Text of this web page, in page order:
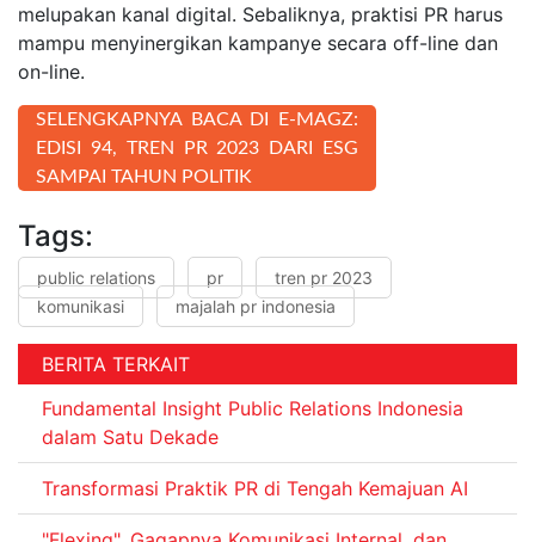
melupakan kanal digital. Sebaliknya, praktisi PR harus
mampu menyinergikan kampanye secara off-line dan
on-line.
SELENGKAPNYA BACA DI E-MAGZ:
EDISI 94, TREN PR 2023 DARI ESG
SAMPAI TAHUN POLITIK
Tags:
public relations pr
tren pr 2023
komunikasi
majalah pr indonesia
BERITA TERKAIT
Fundamental Insight Public Relations Indonesia
dalam Satu Dekade
Transformasi Praktik PR di Tengah Kemajuan AI